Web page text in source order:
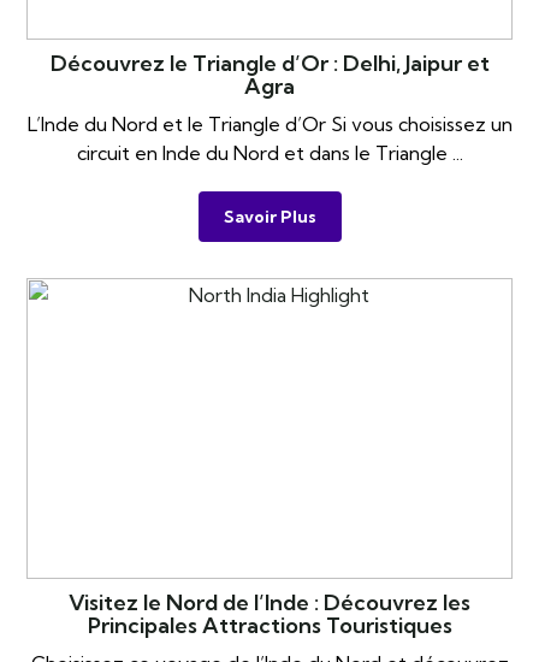
Découvrez le Triangle d’Or : Delhi, Jaipur et
Agra
L’Inde du Nord et le Triangle d’Or Si vous choisissez un
circuit en Inde du Nord et dans le Triangle ...
Savoir Plus
Visitez le Nord de l’Inde : Découvrez les
Principales Attractions Touristiques